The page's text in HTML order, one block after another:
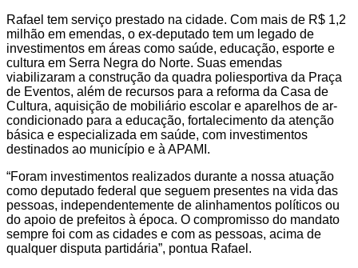
Rafael tem serviço prestado na cidade. Com mais de R$ 1,2
milhão em emendas, o ex-deputado tem um legado de
investimentos em áreas como saúde, educação, esporte e
cultura em Serra Negra do Norte. Suas emendas
viabilizaram a construção da quadra poliesportiva da Praça
de Eventos, além de recursos para a reforma da Casa de
Cultura, aquisição de mobiliário escolar e aparelhos de ar-
condicionado para a educação, fortalecimento da atenção
básica e especializada em saúde, com investimentos
destinados ao município e à APAMI.
“Foram investimentos realizados durante a nossa atuação
como deputado federal que seguem presentes na vida das
pessoas, independentemente de alinhamentos políticos ou
do apoio de prefeitos à época. O compromisso do mandato
sempre foi com as cidades e com as pessoas, acima de
qualquer disputa partidária”, pontua Rafael.